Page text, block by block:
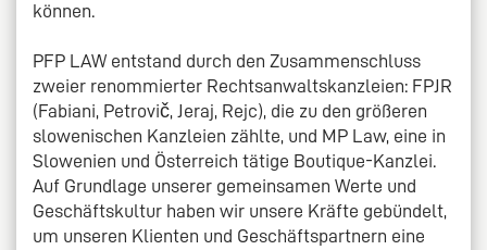
können.
PFP LAW entstand durch den Zusammenschluss
zweier renommierter Rechtsanwaltskanzleien: FPJR
(Fabiani, Petrovič, Jeraj, Rejc), die zu den größeren
slowenischen Kanzleien zählte, und MP Law, eine in
Slowenien und Österreich tätige Boutique-Kanzlei.
Auf Grundlage unserer gemeinsamen Werte und
Geschäftskultur haben wir unsere Kräfte gebündelt,
um unseren Klienten und Geschäftspartnern eine